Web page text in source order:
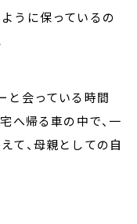
うに保っているの
と会っている時間
へ帰る車の中で、一
て、母親としての自